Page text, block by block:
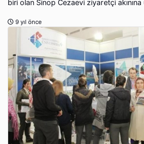
biri olan Sinop Cezaevi ziyaretçi
9 yıl önce